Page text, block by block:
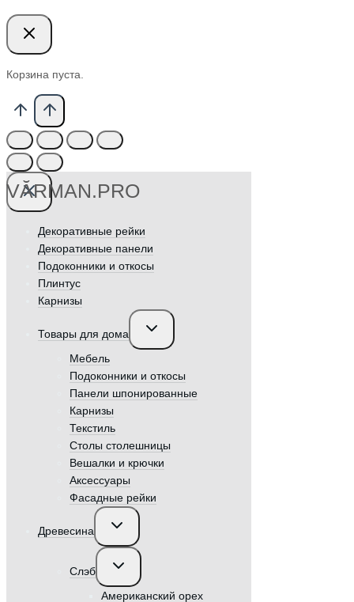
Корзина пуста.
VӐRMAN.PRO
Декоративные рейки
Декоративные панели
Подоконники и откосы
Плинтус
Карнизы
Товары для дома
Переключить
дочернее
Мебель
Подоконники и откосы
Панели шпонированные
Карнизы
Текстиль
Столы столешницы
Вешалки и крючки
Аксессуары
Фасадные рейки
Древесина
Переключить
дочернее
Слэб
Переключить
дочернее
Американский орех